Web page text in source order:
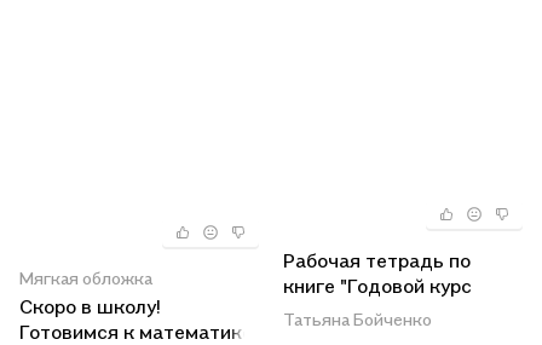
Мягкая обложка
Скоро в школу!
Готовимся к математике
Рабочая тетрадь по
книге "Годовой курс
подготовки к школе".
Татьяна Бойченко